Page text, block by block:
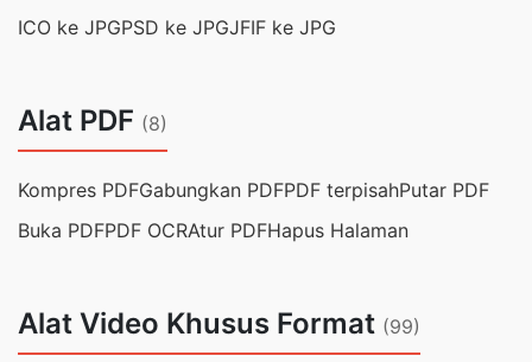
ICO ke JPGPSD ke JPGJFIF ke JPG
Alat PDF (8)
Kompres PDFGabungkan PDFPDF terpisahPutar PDF
Buka PDFPDF OCRAtur PDFHapus Halaman
Alat Video Khusus Format (99)